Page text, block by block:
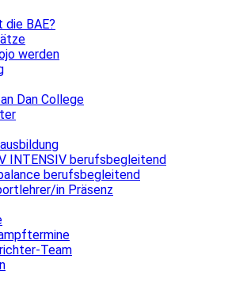
die BAE?
werden
Dan College
INTENSIV berufsbegleitend
berufsbegleitend
in Präsenz
Team